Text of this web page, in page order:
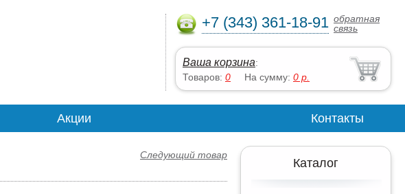
+7 (343) 361-18-91 обратная
связь
Ваша корзина:
Товаров: 0 На сумму: 0 р.
Акции Контакты
Каталог
Следующий товар